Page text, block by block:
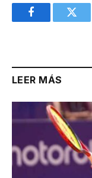
Facebook
LEER MÁS